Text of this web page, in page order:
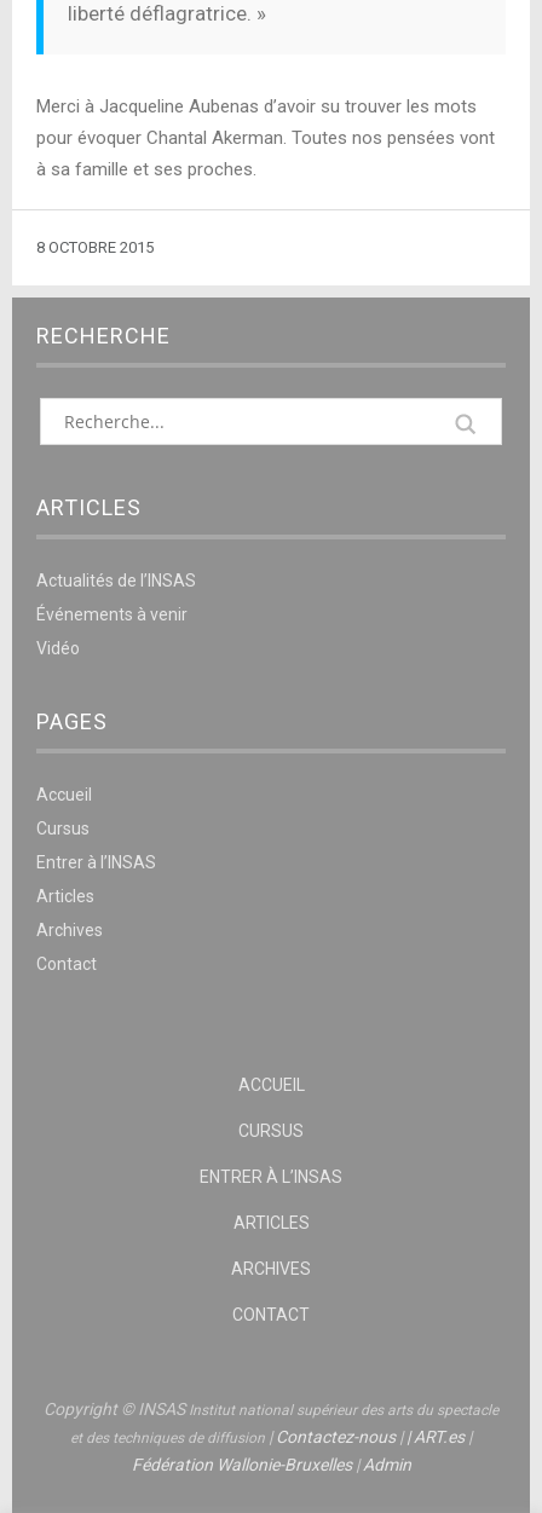
liberté déflagratrice. »
Merci à Jacqueline Aubenas d’avoir su trouver les mots
pour évoquer Chantal Akerman. Toutes nos pensées vont
à sa famille et ses proches.
8 OCTOBRE 2015
RECHERCHE
ARTICLES
Actualités de l’INSAS
Événements à venir
Vidéo
PAGES
Accueil
Cursus
Entrer à l’INSAS
Articles
Archives
Contact
ACCUEIL
CURSUS
ENTRER À L’INSAS
ARTICLES
ARCHIVES
CONTACT
Copyright © INSASInstitut national supérieur des arts du spectacle
et des techniques de diffusion |Contactez-nous||ART.es|
Fédération Wallonie-Bruxelles|Admin